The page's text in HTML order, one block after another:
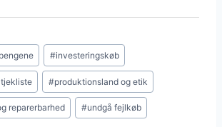
gode kundeanmeldelser og
og spørg om reservedele
Kig også efter garanti,
og uafhængige
for at få et realistisk billede af
#investeringskøb
#produktionsland og etik
reparerbarhed #undgå fejlkøb